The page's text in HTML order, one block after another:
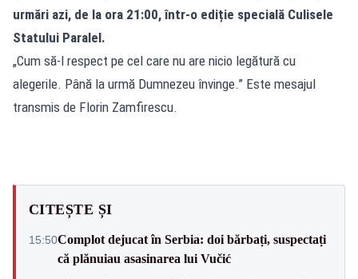
urmări azi, de la ora 21:00, într-o ediție specială Culisele
Statului Paralel.
„Cum să-l respect pe cel care nu are nicio legătură cu
alegerile. Până la urmă Dumnezeu învinge.” Este mesajul
transmis de Florin Zamfirescu.
CITEȘTE ȘI
15:50Complot dejucat în Serbia: doi bărbați, suspectați
că plănuiau asasinarea lui Vučić